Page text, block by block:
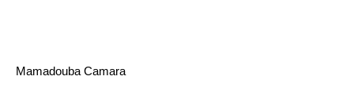
Mamadouba Camara